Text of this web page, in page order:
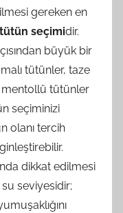
gereken en
seçimidir.
büyük bir
tütünler, taze
mentollü tütünler
seçiminizi
olanı tercih
dikkat edilmesi
seviyesidir;